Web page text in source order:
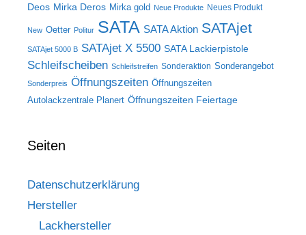
Deos Mirka Deros Mirka gold Neue Produkte Neues Produkt
New Oetter Politur SATA SATA Aktion SATAjet
SATAjet 5000 B SATAjet X 5500 SATA Lackierpistole
Schleifscheiben Schleifstreifen Sonderaktion Sonderangebot
Sonderpreis Öffnungszeiten Öffnungszeiten
Autolackzentrale Planert Öffnungszeiten Feiertage
Seiten
Datenschutzerklärung
Hersteller
Lackhersteller